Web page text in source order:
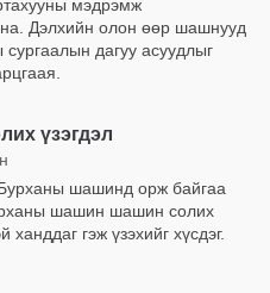
мэдрэмж
Дэлхийн олон өөр шашнууд
дагуу асуудлыг
үзэгдэл
шашинд орж байгаа
шашин шашин солих
ханддаг гэж үзэхийг хүсдэг.